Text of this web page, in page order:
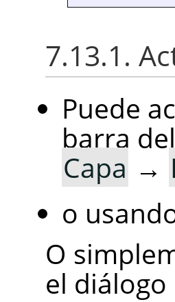
7.13.1.
Puede
barra
Capa →
o
O
el diálogo